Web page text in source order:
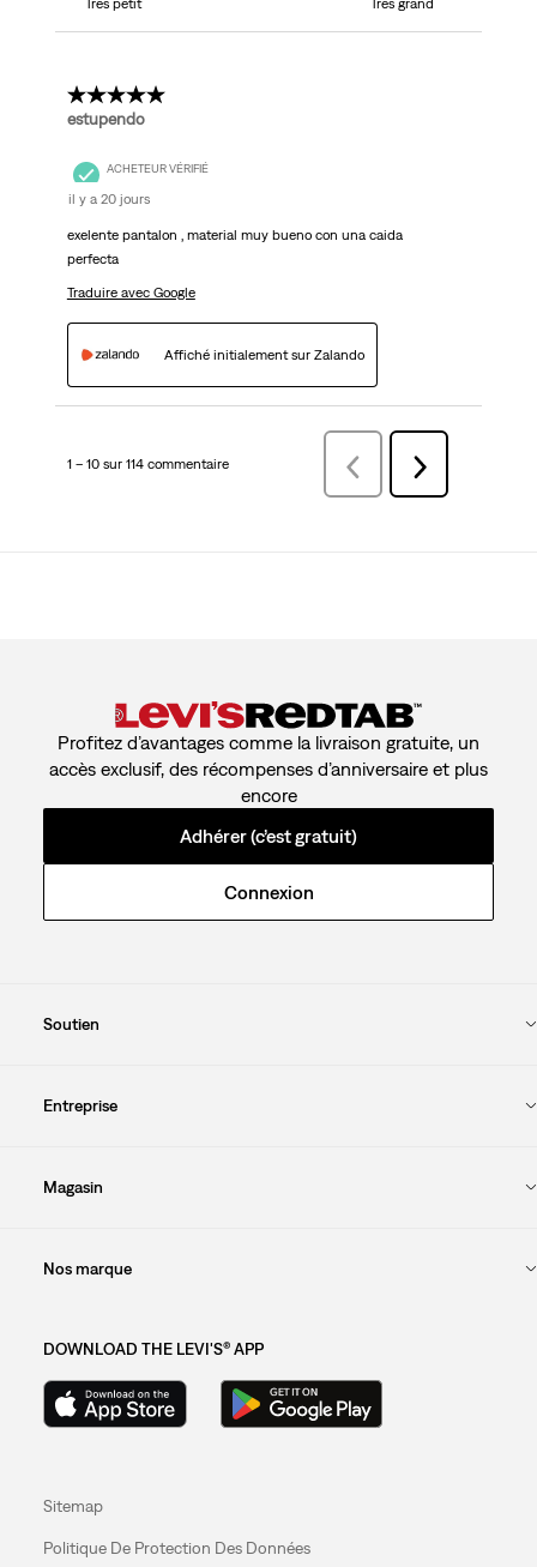
Très petit Très grand
5 étoile(s) sur 5.
estupendo
ACHETEUR VÉRIFIÉ
il y a 20 jours
exelente pantalon , material muy bueno con una caida
perfecta
Traduire avec Google
Affiché initialement sur Zalando
1 – 10 sur 114 commentaire Précédentcommentaire
Suivant
commentaire
Profitez d’avantages comme la livraison gratuite, un
accès exclusif, des récompenses d’anniversaire et plus
encore
Adhérer (c’est gratuit)
Connexion
Soutien
Entreprise
Magasin
Nos marque
DOWNLOAD THE LEVI'S® APP
Sitemap
Politique De Protection Des Données